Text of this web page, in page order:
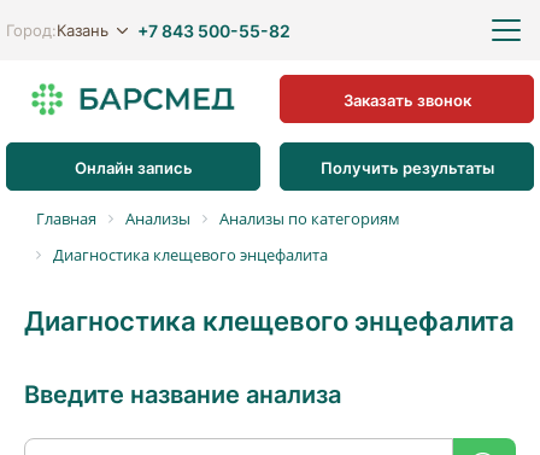
Город:Казань +7 843 500-55-82
Онлайн запись Получить результаты
Заказать звонок
Главная Анализы
Анализы по категориям
Диагностика клещевого энцефалита
Диагностика клещевого энцефалита
Введите название анализа